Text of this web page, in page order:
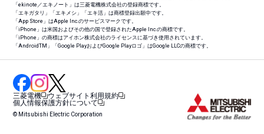
「ekinote／エキノート」は三菱電機株式会社の登録商標です。
「エキガタリ」「エキメシ」「エキ活」は商標登録出願中です。
「App Store」はApple Inc.のサービスマークです。
「iPhone」は米国およびその他の国で登録されたApple Inc.の商標です。
「iPhone」の商標はアイホン株式会社のライセンスに基づき使用されています。
「AndroidTM 」「Google PlayおよびGoogle Playロゴ」はGoogle LLCの商標です。
三菱電機
ウェブサイト利用規約
個人情報保護方針について
© Mitsubishi Electric Corporation